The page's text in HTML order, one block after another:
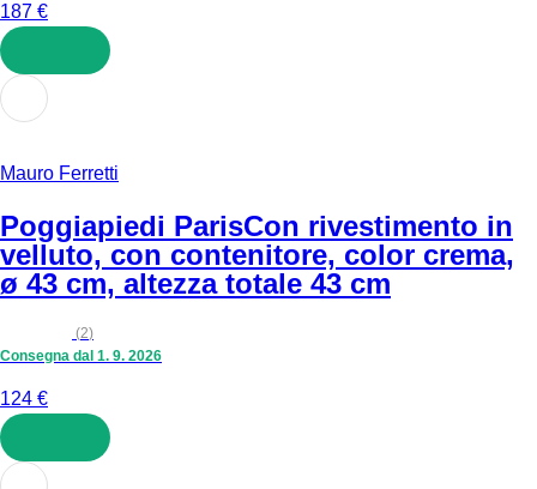
187 €
AGGIUNGI
Mauro Ferretti
Poggiapiedi ParisCon rivestimento in
velluto, con contenitore, color crema,
ø 43 cm, altezza totale 43 cm
(2)
Consegna dal 1. 9. 2026
124 €
AGGIUNGI